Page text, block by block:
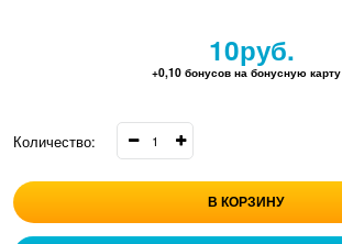
10руб.
+0,10 бонусов на бонусную карту
Количество:
В КОРЗИНУ